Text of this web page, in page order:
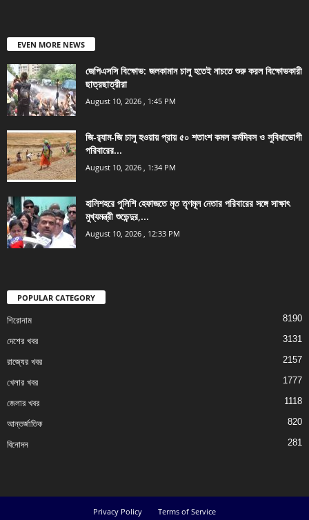
EVEN MORE NEWS
জেপিএসসি বিক্ষোভ: জলকামান চালু হতেই নাচতে শুরু করল বিক্ষোভকারী
ছাত্রছাত্রীরা
August 10, 2026 , 1:45 PM
জি-র‍্যাম-জি চালু হওয়ায় প্রায় ৫০ শতাংশ কমল কর্মদিবস ও সুবিধাভোগী
পরিবারের...
August 10, 2026 , 1:34 PM
হালিশহরে পুলিশি হেফাজতে মৃত তৃণমূল নেতার পরিবারের সঙ্গে সাক্ষাৎ
মুখ্যমন্ত্রী শুভেন্দুর,...
August 10, 2026 , 12:33 PM
POPULAR CATEGORY
শিরোনাম 8190
দেশের খবর 3131
রাজ্যের খবর 2157
খেলার খবর 1777
জেলার খবর 1118
আন্তর্জাতিক 820
বিনোদন 281
Privacy Policy Terms of Service